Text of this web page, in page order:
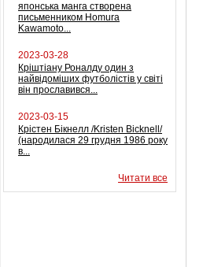
японська манга створена
письменником Homura
Kawamoto...
2023-03-28
Кріштіану Роналду один з
найвідоміших футболістів у світі
він прославився...
2023-03-15
Крістен Бікнелл /Kristen Bicknell/
(народилася 29 грудня 1986 року
в...
Читати все